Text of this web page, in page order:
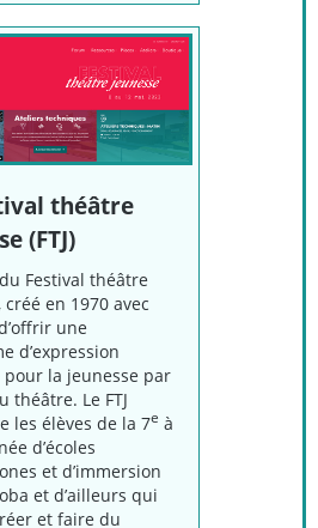
théâtre
(FTJ)
Festival théâtre
créé en 1970 avec
une
d’expression
la jeunesse par
théâtre. Le FTJ
les élèves de la 7e à
d’écoles
et d’immersion
et d’ailleurs qui
et faire du